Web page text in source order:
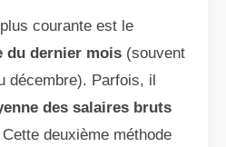
courante est le
du dernier mois (souvent
décembre). Parfois, il
des salaires bruts
Cette deuxième méthode